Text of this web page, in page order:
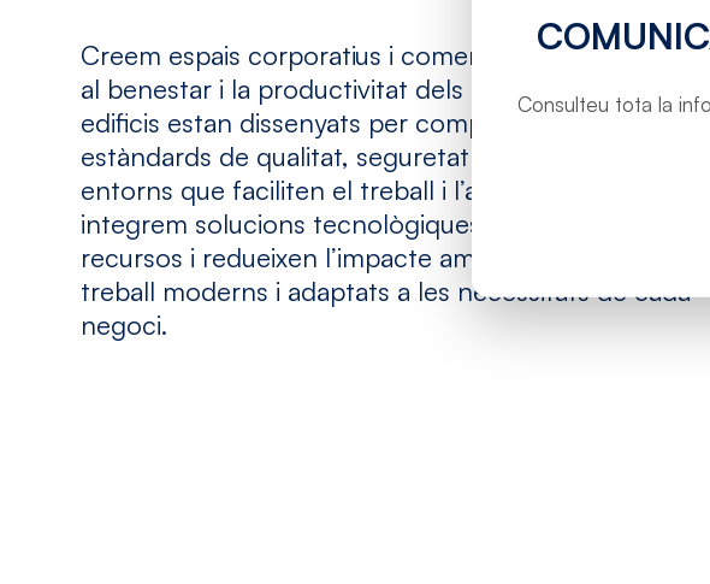
Creem espais corporatius i comercials que
al benestar i la productivitat dels seus usuaris. Els
edificis estan dissenyats per complir amb els més alts
estàndards de qualitat, seguretat i sostenibilitat,
entorns que faciliten el treball i l’atenció al client. A
integrem solucions tecnològiques que optimitzen l’ús
recursos i redueixen l’impacte ambiental, creant
treball moderns i adaptats a les necessitats de cada
negoci.
Consulteu tota la